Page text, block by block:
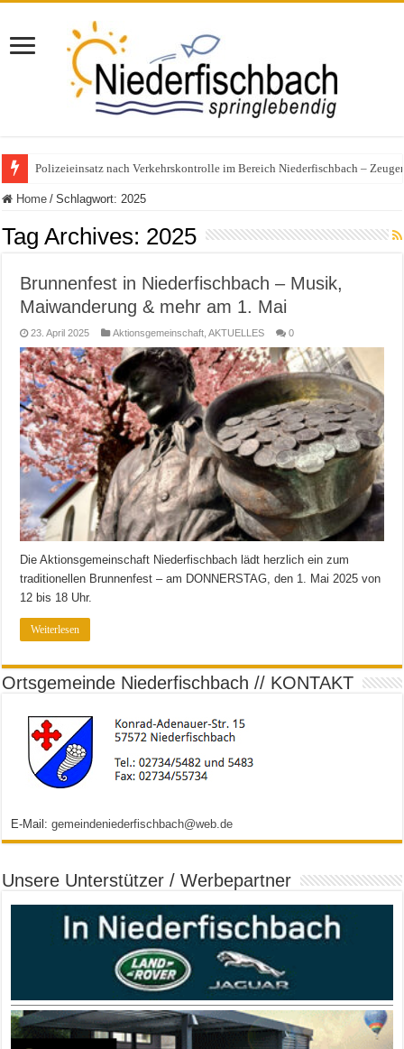
Polizeieinsatz nach Verkehrskontrolle im Bereich Niederfischbach –
Home / Schlagwort:2025
Tag Archives: 2025
Brunnenfest in Niederfischbach – Musik,
Maiwanderung & mehr am 1. Mai
23. April 2025 Aktionsgemeinschaft ,AKTUELLES 0
Die Aktionsgemeinschaft Niederfischbach lädt herzlich ein zum
traditionellen Brunnenfest – am DONNERSTAG, den 1. Mai 2025 von
12 bis 18 Uhr.
Weiterlesen
Ortsgemeinde Niederfischbach // KONTAKT
E-Mail:gemeindeniederfischbach@web.de
Unsere Unterstützer / Werbepartner